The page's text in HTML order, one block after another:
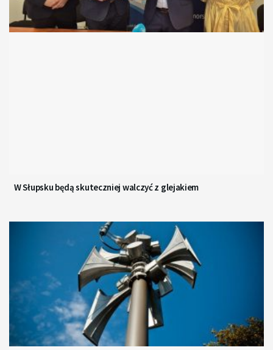
W Słupsku będą skuteczniej walczyć z glejakiem